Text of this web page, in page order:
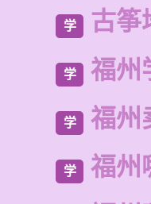
学 古筝
学 福州
学 福州
学 福州